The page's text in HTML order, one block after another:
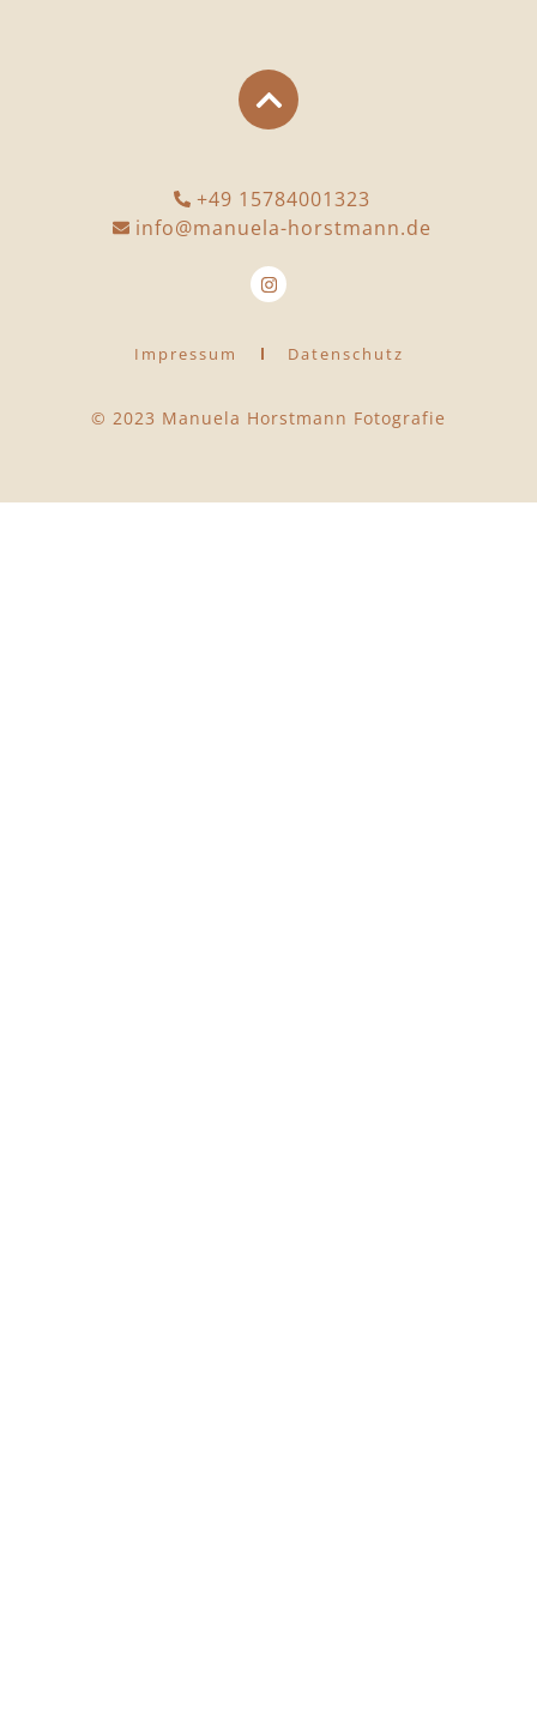
+49 15784001323
info@manuela-horstmann.de
Impressum Datenschutz
© 2023 Manuela Horstmann Fotografie